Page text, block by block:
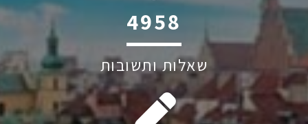
6045
שאלות ותשובות